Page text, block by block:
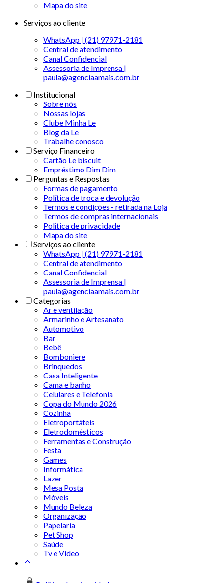
Mapa do site
Serviços ao cliente
WhatsApp | (21) 97971-2181
Central de atendimento
Canal Confidencial
Assessoria de Imprensa |
paula@agenciaamais.com.br
Institucional
Sobre nós
Nossas lojas
Clube Minha Le
Blog da Le
Trabalhe conosco
Serviço Financeiro
Cartão Le biscuit
Empréstimo Dim Dim
Perguntas e Respostas
Formas de pagamento
Política de troca e devolução
Termos e condições - retirada na Loja
Termos de compras internacionais
Politica de privacidade
Mapa do site
Serviços ao cliente
WhatsApp | (21) 97971-2181
Central de atendimento
Canal Confidencial
Assessoria de Imprensa |
paula@agenciaamais.com.br
Categorias
Ar e ventilação
Armarinho e Artesanato
Automotivo
Bar
Bebê
Bomboniere
Brinquedos
Casa Inteligente
Cama e banho
Celulares e Telefonia
Copa do Mundo 2026
Cozinha
Eletroportáteis
Eletrodomésticos
Ferramentas e Construção
Festa
Games
Informática
Lazer
Mesa Posta
Móveis
Mundo Beleza
Organização
Papelaria
Pet Shop
Saúde
Tv e Vídeo